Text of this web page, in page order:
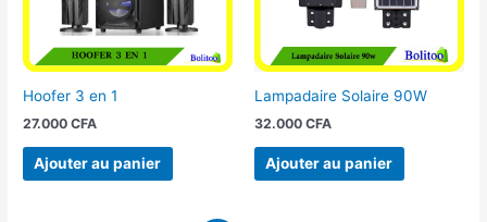
Hoofer 3 en 1
27.000CFA
Ajouter au panier
Lampadaire Solaire 90W
32.000 CFA
Ajouter au panier